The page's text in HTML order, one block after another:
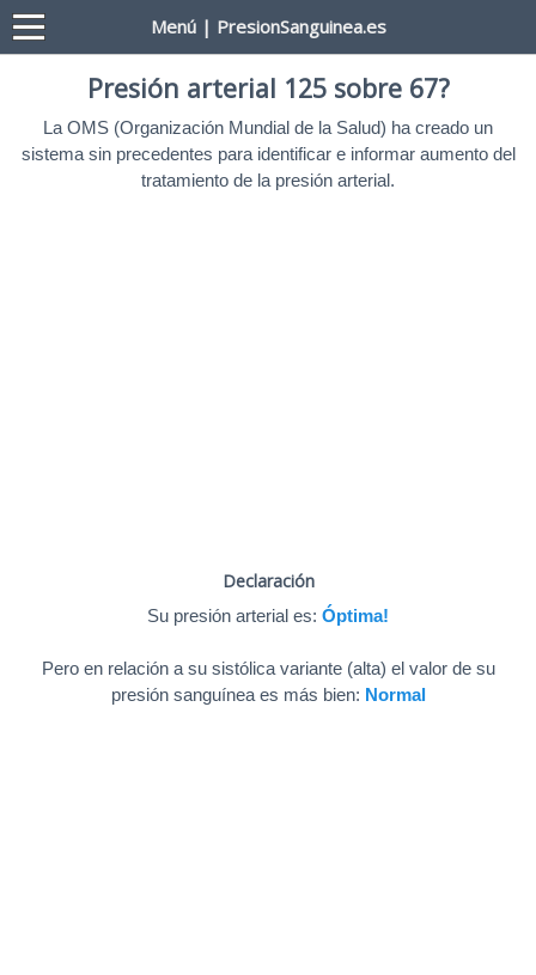
Menú | PresionSanguinea.es
Presión arterial 125 sobre 67?
La OMS (Organización Mundial de la Salud) ha creado un
sistema sin precedentes para identificar e informar aumento del
tratamiento de la presión arterial.
Declaración
Su presión arterial es: Óptima!
Pero en relación a su sistólica variante (alta) el valor de su
presión sanguínea es más bien: Normal